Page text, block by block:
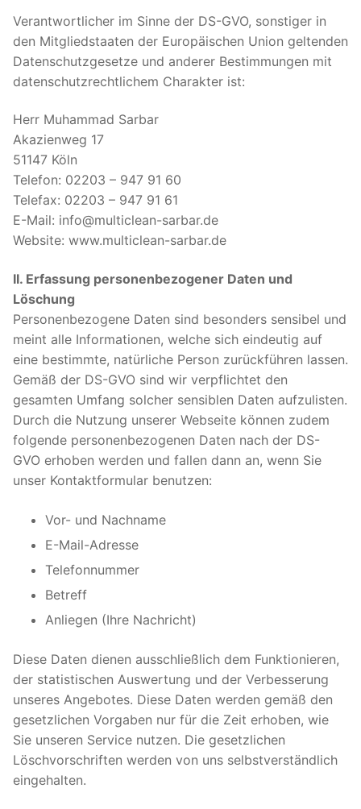
Verantwortlicher im Sinne der DS-GVO, sonstiger in
den Mitgliedstaaten der Europäischen Union geltenden
Datenschutzgesetze und anderer Bestimmungen mit
datenschutzrechtlichem Charakter ist:
Herr Muhammad Sarbar
Akazienweg 17
51147 Köln
Telefon: 02203 – 947 91 60
Telefax: 02203 – 947 91 61
E-Mail: info@multiclean-sarbar.de
Website: www.multiclean-sarbar.de
II. Erfassung personenbezogener Daten und
Löschung
Personenbezogene Daten sind besonders sensibel und
meint alle Informationen, welche sich eindeutig auf
eine bestimmte, natürliche Person zurückführen lassen.
Gemäß der DS-GVO sind wir verpflichtet den
gesamten Umfang solcher sensiblen Daten aufzulisten.
Durch die Nutzung unserer Webseite können zudem
folgende personenbezogenen Daten nach der DS-
GVO erhoben werden und fallen dann an, wenn Sie
unser Kontaktformular benutzen:
Vor- und Nachname
E-Mail-Adresse
Telefonnummer
Betreff
Anliegen (Ihre Nachricht)
Diese Daten dienen ausschließlich dem Funktionieren,
der statistischen Auswertung und der Verbesserung
unseres Angebotes. Diese Daten werden gemäß den
gesetzlichen Vorgaben nur für die Zeit erhoben, wie
Sie unseren Service nutzen. Die gesetzlichen
Löschvorschriften werden von uns selbstverständlich
eingehalten.